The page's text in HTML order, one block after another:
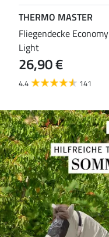
THERMO MASTER
Fliegendecke Economy
Light
26,90 €
4.4 141